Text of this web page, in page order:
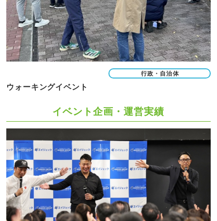
行政・自治体
ウォーキングイベント
イベント企画・運営実績